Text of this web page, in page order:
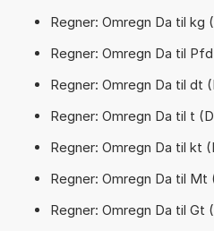
Regner: Omregn Da til kg
Regner: Omregn Da til
Regner: Omregn Da til dt
Regner: Omregn Da til t
Regner: Omregn Da til kt
Regner: Omregn Da til
Regner: Omregn Da til Gt